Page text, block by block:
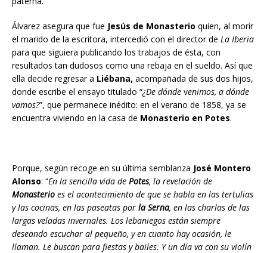
Álvarez asegura que fue Jesús de Monasterio quien, al morir
el marido de la escritora, intercedió con el director de La Iberia
para que siguiera publicando los trabajos de ésta, con
resultados tan dudosos como una rebaja en el sueldo. Así que
ella decide regresar a Liébana, acompañada de sus dos hijos,
donde escribe el ensayo titulado “¿De dónde venimos, a dónde
vamos?”, que permanece inédito: en el verano de 1858, ya se
encuentra viviendo en la casa de Monasterio en Potes.
Porque, según recoge en su última semblanza José Montero
Alonso: “En la sencilla vida de Potes, la revelación de
Monasterio es el acontecimiento de que se habla en las tertulias
y las cocinas, en las paseatas por la Serna, en las charlas de las
largas veladas invernales. Los lebaniegos están siempre
deseando escuchar al pequeño, y en cuanto hay ocasión, le
llaman. Le buscan para fiestas y bailes. Y un día va con su violín